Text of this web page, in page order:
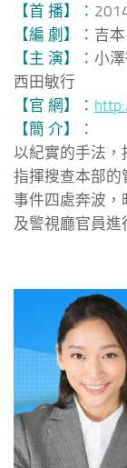
【首 播】：
【編 劇】： 吉
【主 演】： 小
西田敏行
【官 網】：
【簡 介】：
以紀實的手法，
指揮搜查本部的
事件四處奔波，
及警視廳官員進